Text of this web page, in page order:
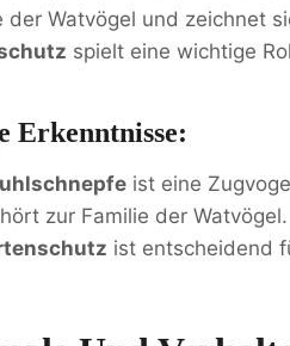
der Watvögel und zeichnet
spielt eine wichtige
Erkenntnisse:
ist eine
zur Familie der Watvögel.
ist entscheidend